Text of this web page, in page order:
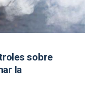
sobre
la